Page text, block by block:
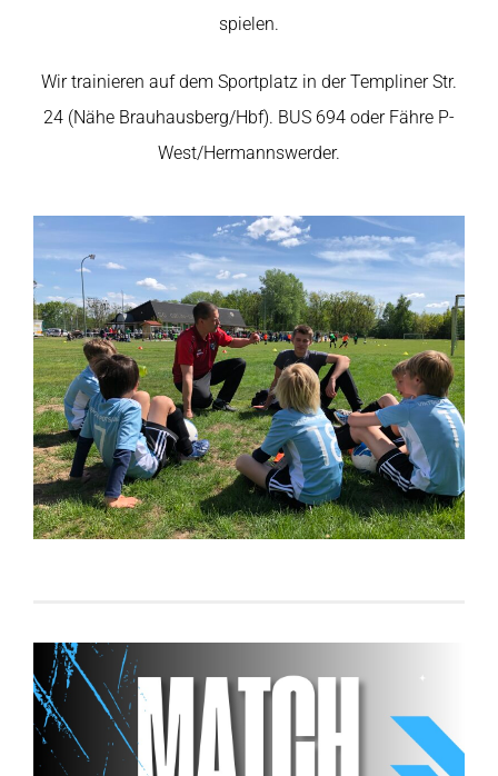
spielen.
Wir trainieren auf dem Sportplatz in der Templiner Str.
24 (Nähe Brauhausberg/Hbf). BUS 694 oder Fähre P-
West/Hermannswerder.